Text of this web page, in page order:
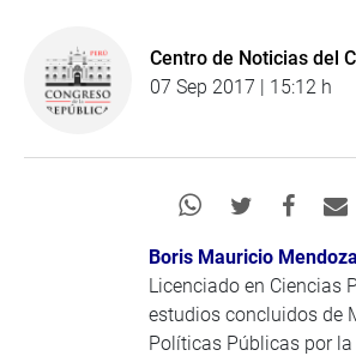
Centro de Noticias del
07 Sep 2017 | 15:12 h
Boris Mauricio Mendoza
Licenciado en Ciencias
estudios concluidos de
Políticas Públicas por